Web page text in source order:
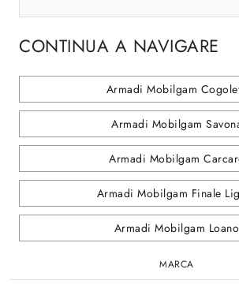
CONTINUA A NAVIGARE
Armadi Mobilgam
Armadi Mobilgam
Armadi Mobilgam
Armadi Mobilgam Finale
Armadi Mobilgam Loano
MARCA